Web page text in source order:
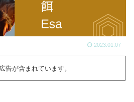
2023.01.07
告が含まれています。